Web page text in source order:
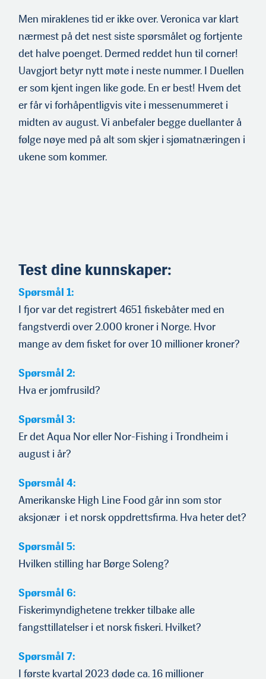
Men miraklenes tid er ikke over. Veronica var klart
nærmest på det nest siste spørsmålet og fortjente
det halve poenget. Dermed reddet hun til corner!
Uavgjort betyr nytt møte i neste nummer. I Duellen
er som kjent ingen like gode. En er best! Hvem det
er får vi forhåpentligvis vite i messenummeret i
midten av august. Vi anbefaler begge duellanter å
følge nøye med på alt som skjer i sjømatnæringen i
ukene som kommer.
Test dine kunnskaper:
Spørsmål 1:
I fjor var det registrert 4651 fiskebåter med en
fangstverdi over 2.000 kroner i Norge. Hvor
mange av dem fisket for over 10 millioner kroner?
Spørsmål 2:
Hva er jomfrusild?
Spørsmål 3:
Er det Aqua Nor eller Nor-Fishing i Trondheim i
august i år?
Spørsmål 4:
Amerikanske High Line Food går inn som stor
aksjonær i et norsk oppdrettsfirma. Hva heter det?
Spørsmål 5:
Hvilken stilling har Børge Soleng?
Spørsmål 6:
Fiskerimyndighetene trekker tilbake alle
fangsttillatelser i et norsk fiskeri. Hvilket?
Spørsmål 7:
I første kvartal 2023 døde ca. 16 millioner